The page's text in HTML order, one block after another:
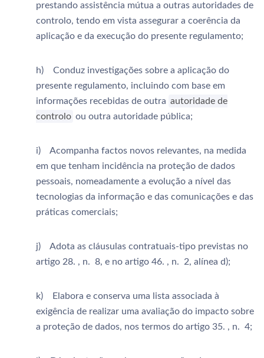
prestando assistência mútua a outras autoridades de
controlo, tendo em vista assegurar a coerência da
aplicação e da execução do presente regulamento;
h) Conduz investigações sobre a aplicação do
presente regulamento, incluindo com base em
informações recebidas de outra autoridade de
controlo ou outra autoridade pública;
i) Acompanha factos novos relevantes, na medida
em que tenham incidência na proteção de dados
pessoais, nomeadamente a evolução a nível das
tecnologias da informação e das comunicações e das
práticas comerciais;
j) Adota as cláusulas contratuais-tipo previstas no
artigo 28. , n. 8, e no artigo 46. , n. 2, alínea d);
k) Elabora e conserva uma lista associada à
exigência de realizar uma avaliação do impacto sobre
a proteção de dados, nos termos do artigo 35. , n. 4;